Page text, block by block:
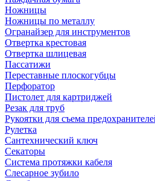
Ножницы
Ножницы по металлу
Огранайзер для инструментов
Отвертка крестовая
Отвертка шлицевая
Пассатижи
Переставные плоскогубцы
Перфоратор
Пистолет для картриджей
Резак для труб
Рукоятки для съема
Рулетка
Сантехнический ключ
Секаторы
Система протяжки кабеля
Слесарное зубило